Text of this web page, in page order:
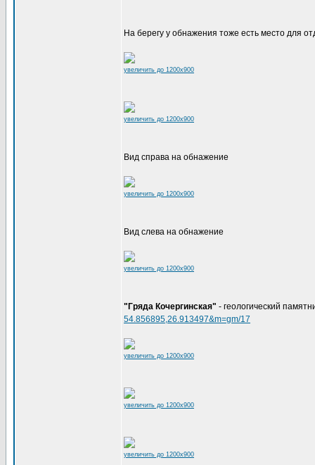
На берегу у обнажения тоже есть место для
увеличить до 1200x900
увеличить до 1200x900
Вид справа на обнажение
увеличить до 1200x900
Вид слева на обнажение
увеличить до 1200x900
"Гряда Кочергинская" - геологический
54.856895,26.913497&m=gm/17
увеличить до 1200x900
увеличить до 1200x900
увеличить до 1200x900